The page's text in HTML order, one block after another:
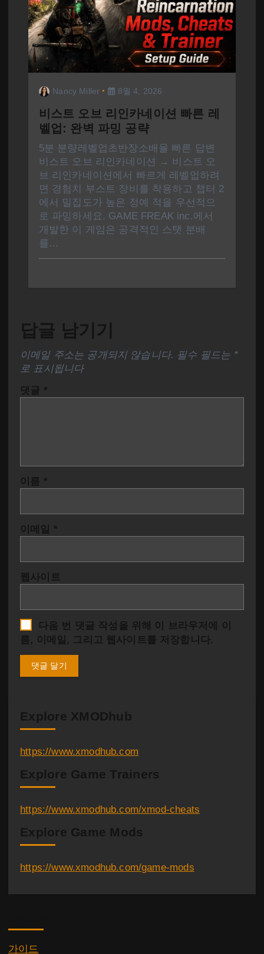
Nancy Miller 8월 4, 2026
비스트 오브 리인카네이션 빠른 레
벨업: 완벽 파밍 공략
5분 분량레벨업초반장소배율 빠른 답변
비스트 오브 리인카네이션 → 비스트 오
브 리인카네이션에서 빠르게 레벨업하려
면 경험치 부스트 장비를 착용하고 챕터 2
에서 밀집도가 높은 정예 적을 우선적으
로 파밍하세요. GAME FREAK inc.에서
개발한 이 게임은 공격적인 스탯 분배
를…
답글 남기기
이메일 주소는 공개되지 않습니다. 필수 필드는 *
로 표시됩니다
댓글 *
이름 *
이메일 *
웹사이트
다음 번 댓글 작성을 위해 이 브라우저에 이
름, 이메일, 그리고 웹사이트를 저장합니다.
Explore XMODhub
https://www.xmodhub.com
Explore Game Trainers
https://www.xmodhub.com/xmod-cheats
Explore Game Mods
https://www.xmodhub.com/game-mods
가이드